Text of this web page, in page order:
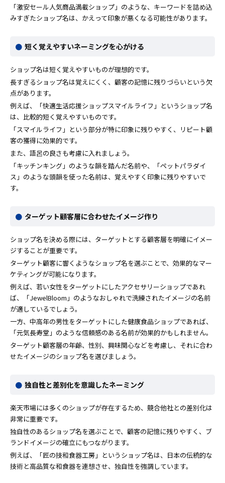
「激安セール人気商品満載ショップ」のような、キーワードを詰め込
みすぎたショップ名は、かえって印象が悪くなる可能性があります。
短く覚えやすいネーミングを心がける
ショップ名は短く覚えやすいものが理想的です。
長すぎるショップ名は覚えにくく、顧客の記憶に残りづらいという欠
点があります。
例えば、「快適生活応援ショップスマイルライフ」というショップ名
は、比較的短く覚えやすいものです。
「スマイルライフ」という部分が特に印象に残りやすく、リピート顧
客の獲得に効果的です。
また、語呂の良さも考慮に入れましょう。
「キッチンキング」のような韻を踏んだ名前や、「ペットパラダイ
ス」のような頭韻を使った名前は、覚えやすく印象に残りやすいで
す。
ターゲット顧客層に合わせたイメージ作り
ショップ名を決める際には、ターゲットとする顧客層を明確にイメー
ジすることが重要です。
ターゲット顧客に響くようなショップ名を選ぶことで、効果的なマー
ケティングが可能になります。
例えば、若い女性をターゲットにしたアクセサリーショップであれ
ば、「JewelBloom」のようなおしゃれで洗練されたイメージの名前
が適しているでしょう。
一方、中高年の男性をターゲットにした健康食品ショップであれば、
「元気長寿堂」のような信頼感のある名前が効果的かもしれません。
ターゲット顧客層の年齢、性別、興味関心などを考慮し、それに合わ
せたイメージのショップ名を選びましょう。
独自性と差別化を意識したネーミング
楽天市場には多くのショップが存在するため、競合他社との差別化は
非常に重要です。
独自性のあるショップ名を選ぶことで、顧客の記憶に残りやすく、ブ
ランドイメージの確立にもつながります。
例えば、「匠の技和食器工房」というショップ名は、日本の伝統的な
技術と高品質な和食器を連想させ、独自性を強調しています。